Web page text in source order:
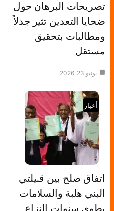
تصريحات البرهان حول
ضحايا التعدين تثير جدلاً
ومطالبات بتحقيق
مستقل
يونيو 23, 2026
أخبار
اتفاق صلح بين قبيلتي
البني هلبة والسلامات
يطوي سنوات النزاع